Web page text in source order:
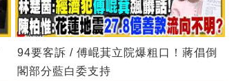
94要客訴 / 傅崐萁立院爆粗口！蔣倡倒
閣部分藍白委支持